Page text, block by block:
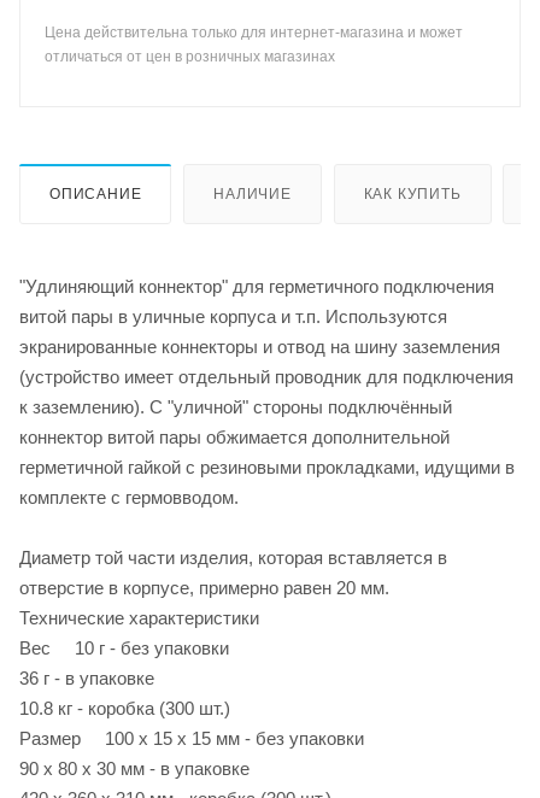
Цена действительна только для интернет-магазина и может
отличаться от цен в розничных магазинах
ОПИСАНИЕ НАЛИЧИЕ КАК КУПИТЬ
"Удлиняющий коннектор" для герметичного подключения
витой пары в уличные корпуса и т.п. Используются
экранированные коннекторы и отвод на шину заземления
(устройство имеет отдельный проводник для подключения
к заземлению). С "уличной" стороны подключённый
коннектор витой пары обжимается дополнительной
герметичной гайкой с резиновыми прокладками, идущими в
комплекте с гермовводом.
Диаметр той части изделия, которая вставляется в
отверстие в корпусе, примерно равен 20 мм.
Технические характеристики
Вес 10 г - без упаковки
36 г - в упаковке
10.8 кг - коробка (300 шт.)
Размер 100 х 15 х 15 мм - без упаковки
90 х 80 х 30 мм - в упаковке